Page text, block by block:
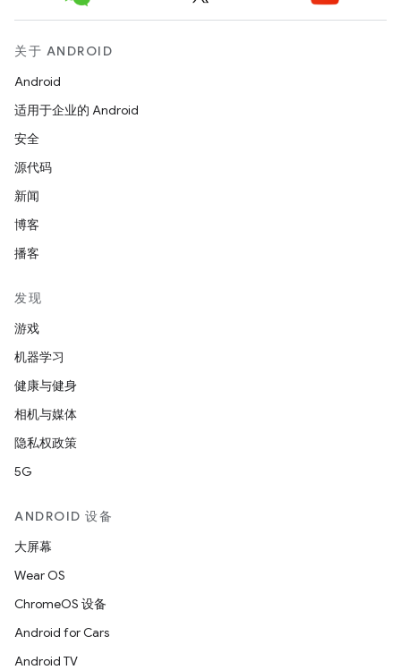
关于 ANDROID
Android
适用于企业的 Android
安全
源代码
新闻
博客
播客
发现
游戏
机器学习
健康与健身
相机与媒体
隐私权政策
5G
ANDROID 设备
大屏幕
Wear OS
ChromeOS 设备
Android for Cars
Android TV